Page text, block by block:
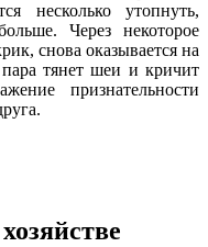
несколько утопнуть,
Через некоторое
снова оказывается на
тянет шеи и кричит
признательности